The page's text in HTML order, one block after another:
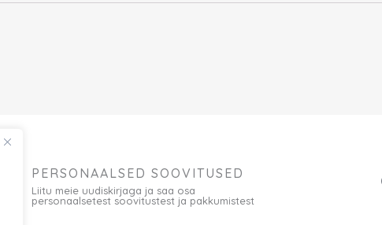
PERSONAALSED SOOVITUSED
Liitu meie uudiskirjaga ja saa osa
personaalsetest soovitustest ja pakkumistest